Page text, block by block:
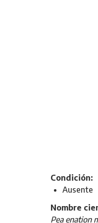
Condición:
Ausente
Nombre
Pea enation